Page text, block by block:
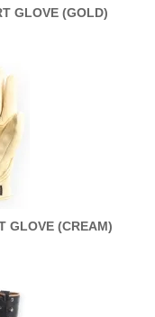
GLOVE (GOLD)
GLOVE (CREAM)